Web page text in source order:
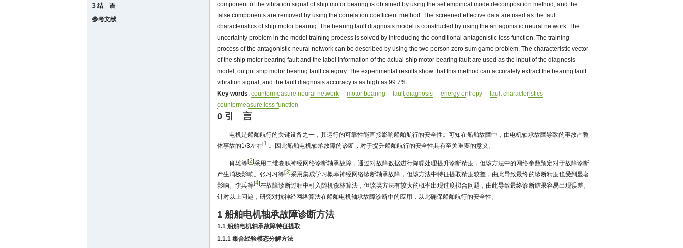
3 结 语
参考文献
component of the vibration signal of ship motor bearing is obtained by using the set empirical mode decomposition method, and the
false components are removed by using the correlation coefficient method. The screened effective data are used as the fault
characteristics of ship motor bearing. The bearing fault diagnosis model is constructed by using the antagonistic neural network. The
uncertainty problem in the model training process is solved by introducing the conditional antagonistic loss function. The training
process of the antagonistic neural network can be described by using the two person zero sum game problem. The characteristic vector
of the ship motor bearing fault and the label information of the actual ship motor bearing fault are used as the input of the diagnosis
model, output ship motor bearing fault category. The experimental results show that this method can accurately extract the bearing fault
vibration signal, and the fault diagnosis accuracy is as high as 99.7%.
Key words: countermeasure neural network motor bearing fault diagnosis energy entropy
fault characteristics
countermeasure loss function
0 引 言
电机是船舶航行的关键设备之一，其运行的可靠性能直接影响船舶航行的安全性。可知在船舶故障中，由电机轴承故障导致的事故占整
体事故的1/3左右[1]。因此船舶电机轴承故障的诊断，对于提升船舶航行的安全性具有至关重要的意义。
肖雄等[2]采用二维卷积神经网络诊断轴承故障，通过对故障数据进行降噪处理提升诊断精度，但该方法中的网络参数预定对于故障诊断
产生消极影响。张习习等[3]采用集成学习概率神经网络诊断轴承故障，但该方法中特征提取精度较差，由此导致最终的诊断精度也受到显著
影响。李兵等[4]在故障诊断过程中引入随机森林算法，但该类方法有较大的概率出现过度拟合问题，由此导致最终诊断结果容易出现误差。
针对以上问题，研究对抗神经网络算法在船舶电机轴承故障诊断中的应用，以此确保船舶航行的安全性。
1 船舶电机轴承故障诊断方法
1.1 船舶电机轴承故障特征提取
1.1.1 集合经验模态分解方法